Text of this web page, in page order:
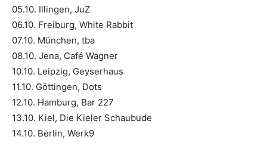
05.10. Illingen, JuZ
06.10. Freiburg, White Rabbit
07.10. München, tba
08.10. Jena, Café Wagner
10.10. Leipzig, Geyserhaus
11.10. Göttingen, Dots
12.10. Hamburg, Bar 227
13.10. Kiel, Die Kieler Schaubude
14.10. Berlin, Werk9